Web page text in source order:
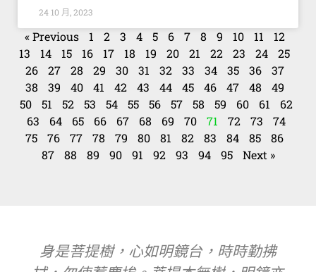
24 10 月, 2023
« Previous 1 2 3 4 5 6 7 8 9 10 11
12
13
14 15 16 17 18 19 20 21 22 23 24
25
26
27 28 29 30 31 32 33 34 35 36
37
38
39 40 41 42 43 44 45 46 47 48
49
50
51 52 53 54 55 56 57 58 59 60 61
62
63
64 65 66 67 68 69 70 71 72 73
74
75
76 77 78 79 80 81 82 83 84 85
86
87
88 89 90 91 92 93 94 95 Next »
身是菩提樹，心如明鏡台，時時勤拂